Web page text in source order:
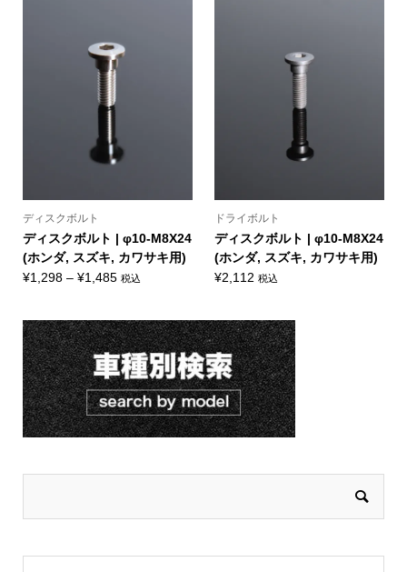
ディスクボルト
ディスクボルト | φ10-M8X24
(ホンダ, スズキ, カワサキ用)
¥1,298 – ¥1,485価
¥1,298
–
¥1,485
税込
ドライボルト
ディスクボルト | φ10-M8X24
(ホンダ, スズキ, カワサキ用)
¥2,112 税込